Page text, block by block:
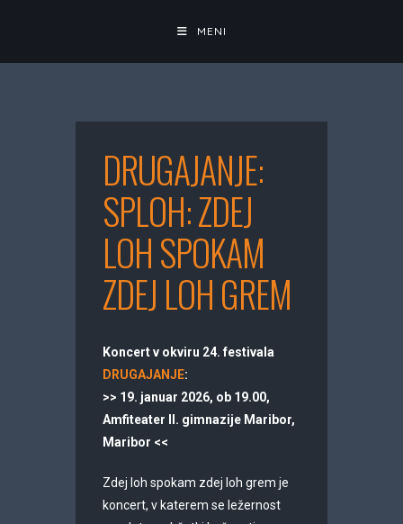
MENI
DRUGAJANJE:
SPLOH: ZDEJ
LOH SPOKAM
ZDEJ LOH GREM
Koncert v okviru 24. festivala
DRUGAJANJE:
>> 19. januar 2026, ob 19.00,
Amfiteater II. gimnazije Maribor,
Maribor <<
Zdej loh spokam zdej loh grem je
koncert, v katerem se ležernost